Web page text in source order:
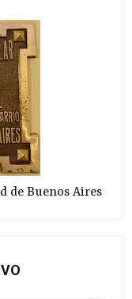
de Buenos Aires